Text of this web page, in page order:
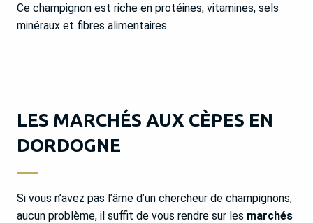
Ce champignon est riche en protéines, vitamines, sels
minéraux et fibres alimentaires.
LES MARCHÉS AUX CÈPES EN
DORDOGNE
Si vous n’avez pas l’âme d’un chercheur de champignons,
aucun problème, il suffit de vous rendre sur les marchés